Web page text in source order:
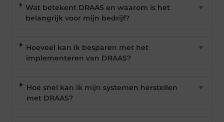
Wat betekent DRAAS en waarom is het
belangrijk voor mijn bedrijf?
▼
Hoeveel kan ik besparen met het
implementeren van DRAAS?
▼
Hoe snel kan ik mijn systemen herstellen
met DRAAS?
▼